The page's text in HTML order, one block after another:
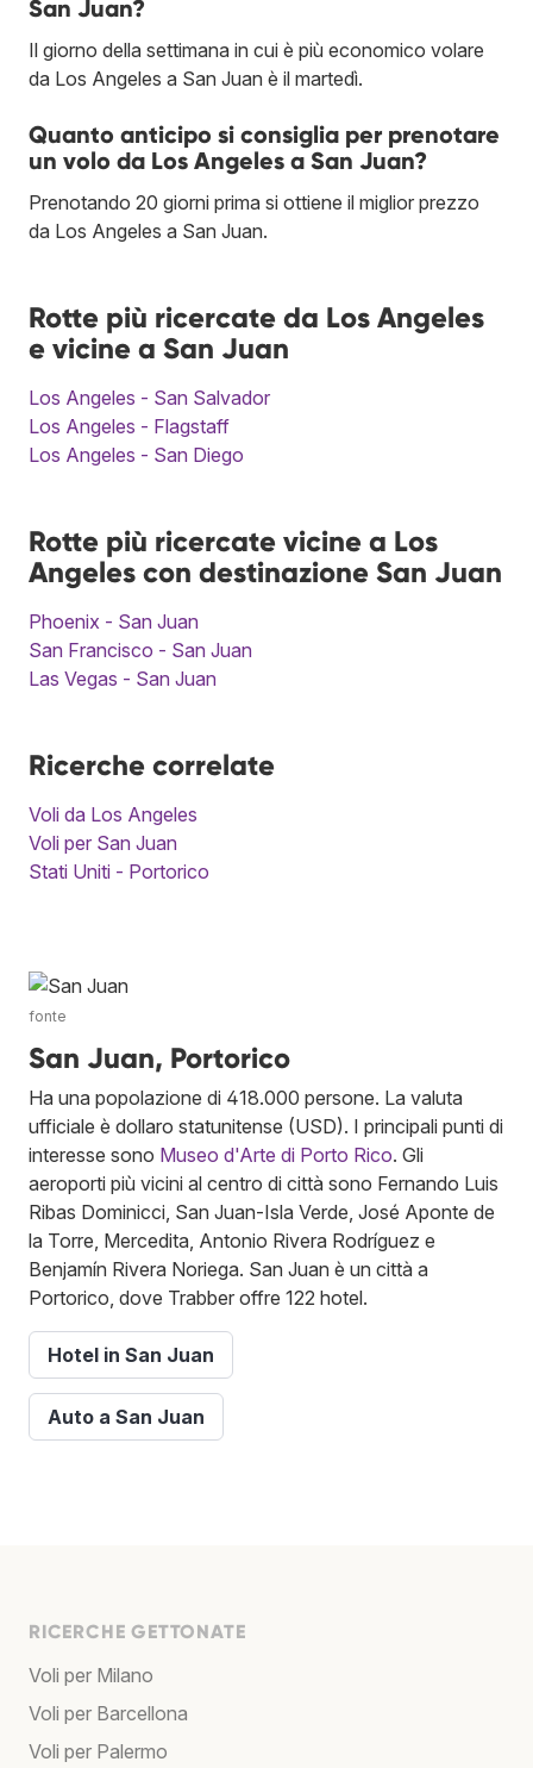
San Juan?
Il giorno della settimana in cui è più economico volare
da Los Angeles a San Juan è il martedì.
Quanto anticipo si consiglia per prenotare
un volo da Los Angeles a San Juan?
Prenotando 20 giorni prima si ottiene il miglior prezzo
da Los Angeles a San Juan.
Rotte più ricercate da Los Angeles
e vicine a San Juan
Los Angeles - San Salvador
Los Angeles - Flagstaff
Los Angeles - San Diego
Rotte più ricercate vicine a Los
Angeles con destinazione San Juan
Phoenix - San Juan
San Francisco - San Juan
Las Vegas - San Juan
Ricerche correlate
Voli da Los Angeles
Voli per San Juan
Stati Uniti - Portorico
fonte
San Juan, Portorico
Ha una popolazione di 418.000 persone. La valuta
ufficiale è dollaro statunitense (USD). I principali punti di
interesse sono Museo d'Arte di Porto Rico. Gli
aeroporti più vicini al centro di città sono Fernando Luis
Ribas Dominicci, San Juan-Isla Verde, José Aponte de
la Torre, Mercedita, Antonio Rivera Rodríguez e
Benjamín Rivera Noriega. San Juan è un città a
Portorico, dove Trabber offre 122 hotel.
Hotel in San Juan
Auto a San Juan
RICERCHE GETTONATE
Voli per Milano
Voli per Barcellona
Voli per Palermo